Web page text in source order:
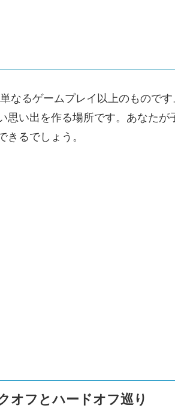
なるゲームプレイ以上のもので
思い出を作る場所です。あなたが
きるでしょう。
オフとハードオフ巡り